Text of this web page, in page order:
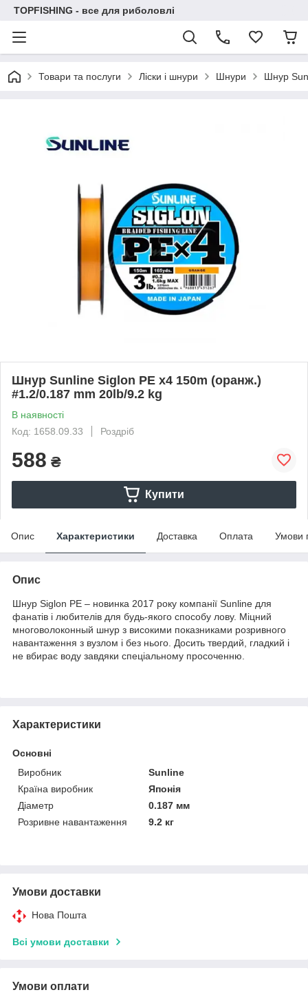
TOPFISHING - все для риболовлі
Товари та послуги Ліски і шнури Шнури Шнур
Шнур Sunline Siglon PE х4 150m (оранж.)
#1.2/0.187 mm 20lb/9.2 kg
В наявності
Код: 1658.09.33
Роздріб
588 ₴
Купити
Опис Характеристики Доставка Оплата Умови
Опис
Шнур Siglon PE – новинка 2017 року компанії Sunline для
фанатів і любителів для будь-якого способу лову. Міцний
многоволоконный шнур з високими показниками розривного
навантаження з вузлом і без нього. Досить твердий, гладкий і
не вбирає воду завдяки спеціальному просоченню.
Характеристики
Основні
Виробник
Sunline
Країна виробник
Японія
Діаметр
0.187 мм
Розривне навантаження
9.2 кг
Умови доставки
Нова Пошта
Всі умови доставки
Умови оплати